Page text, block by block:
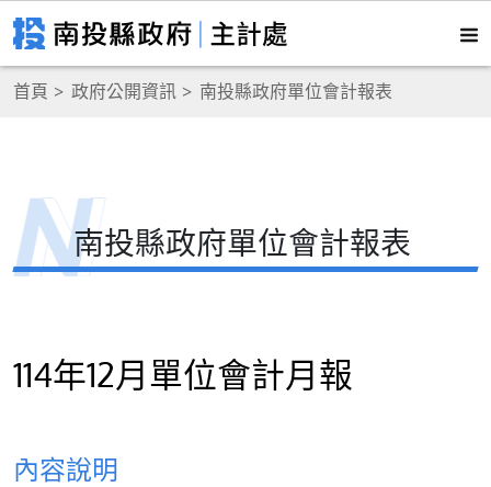
首頁 政府公開資訊 南投縣政府單位會計報表
南投縣政府單位會計報表
114年12月單位會計月報
內容說明